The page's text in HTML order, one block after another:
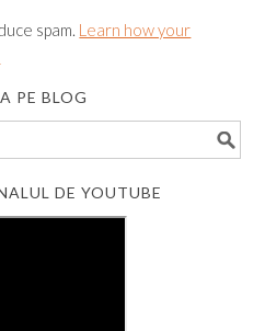
spam. Learn how your
PE BLOG
DE YOUTUBE